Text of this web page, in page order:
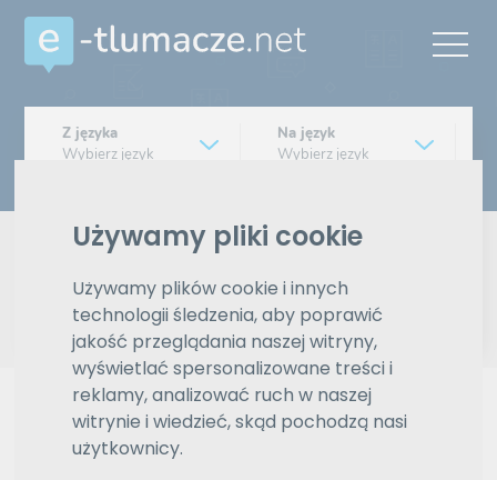
Używamy pliki cookie
Używamy plików cookie i innych
technologii śledzenia, aby poprawić
jakość przeglądania naszej witryny,
wyświetlać spersonalizowane treści i
reklamy, analizować ruch w naszej
witrynie i wiedzieć, skąd pochodzą nasi
użytkownicy.
Z języka
Wybierz język
Na język
Wybierz język
Pisemne czy ustne
Znajdź tłumacza
Wyszukiwanie zaawansowane
Reklama